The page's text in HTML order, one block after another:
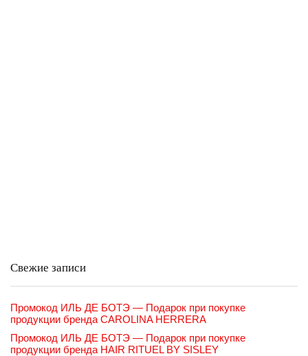
Свежие записи
Промокод ИЛЬ ДЕ БОТЭ — Подарок при покупке
продукции бренда CAROLINA HERRERA
Промокод ИЛЬ ДЕ БОТЭ — Подарок при покупке
продукции бренда HAIR RITUEL BY SISLEY